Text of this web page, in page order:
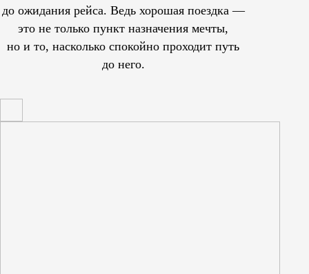
до ожидания рейса. Ведь хорошая поездка —
это не только пункт назначения мечты,
но и то, насколько спокойно проходит путь
до него.